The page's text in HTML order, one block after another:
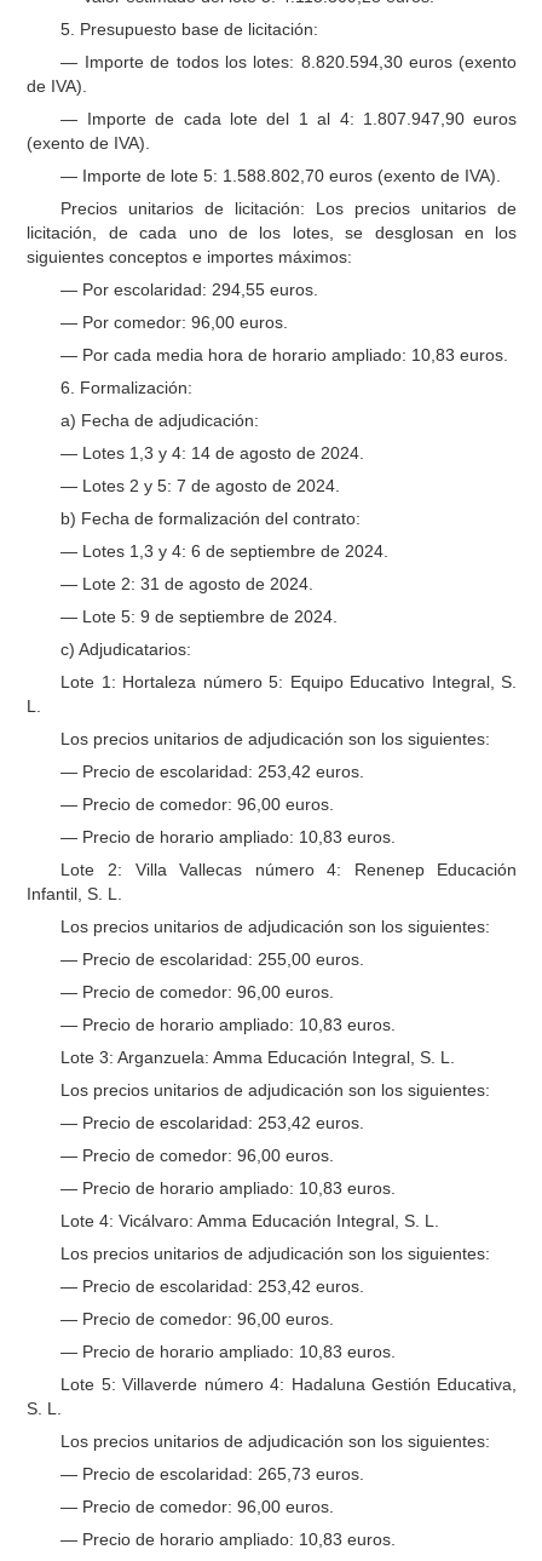
5. Presupuesto base de licitación:
— Importe de todos los lotes: 8.820.594,30 euros (exento
de IVA).
— Importe de cada lote del 1 al 4: 1.807.947,90 euros
(exento de IVA).
— Importe de lote 5: 1.588.802,70 euros (exento de IVA).
Precios unitarios de licitación: Los precios unitarios de
licitación, de cada uno de los lotes, se desglosan en los
siguientes conceptos e importes máximos:
— Por escolaridad: 294,55 euros.
— Por comedor: 96,00 euros.
— Por cada media hora de horario ampliado: 10,83 euros.
6. Formalización:
a) Fecha de adjudicación:
— Lotes 1,3 y 4: 14 de agosto de 2024.
— Lotes 2 y 5: 7 de agosto de 2024.
b) Fecha de formalización del contrato:
— Lotes 1,3 y 4: 6 de septiembre de 2024.
— Lote 2: 31 de agosto de 2024.
— Lote 5: 9 de septiembre de 2024.
c) Adjudicatarios:
Lote 1: Hortaleza número 5: Equipo Educativo Integral, S.
L.
Los precios unitarios de adjudicación son los siguientes:
— Precio de escolaridad: 253,42 euros.
— Precio de comedor: 96,00 euros.
— Precio de horario ampliado: 10,83 euros.
Lote 2: Villa Vallecas número 4: Renenep Educación
Infantil, S. L.
Los precios unitarios de adjudicación son los siguientes:
— Precio de escolaridad: 255,00 euros.
— Precio de comedor: 96,00 euros.
— Precio de horario ampliado: 10,83 euros.
Lote 3: Arganzuela: Amma Educación Integral, S. L.
Los precios unitarios de adjudicación son los siguientes:
— Precio de escolaridad: 253,42 euros.
— Precio de comedor: 96,00 euros.
— Precio de horario ampliado: 10,83 euros.
Lote 4: Vicálvaro: Amma Educación Integral, S. L.
Los precios unitarios de adjudicación son los siguientes:
— Precio de escolaridad: 253,42 euros.
— Precio de comedor: 96,00 euros.
— Precio de horario ampliado: 10,83 euros.
Lote 5: Villaverde número 4: Hadaluna Gestión Educativa,
S. L.
Los precios unitarios de adjudicación son los siguientes:
— Precio de escolaridad: 265,73 euros.
— Precio de comedor: 96,00 euros.
— Precio de horario ampliado: 10,83 euros.